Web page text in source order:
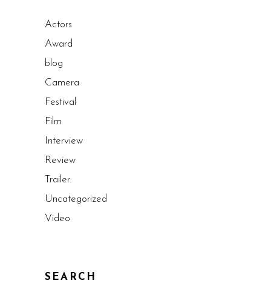
Actors
Award
blog
Camera
Festival
Film
Interview
Review
Trailer
Uncategorized
Video
SEARCH